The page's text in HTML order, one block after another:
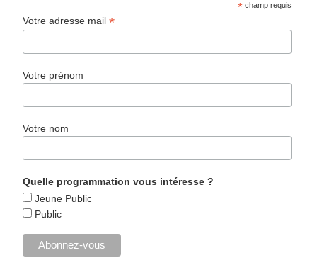
* champ requis
Votre adresse mail*
Votre prénom
Votre nom
Quelle programmation vous intéresse ?
Jeune Public
Public